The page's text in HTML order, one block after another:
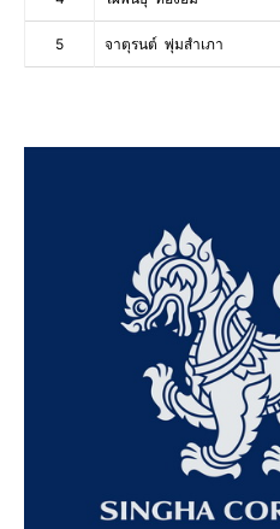
5 จาตุรนต์ พุ่มสำเภา